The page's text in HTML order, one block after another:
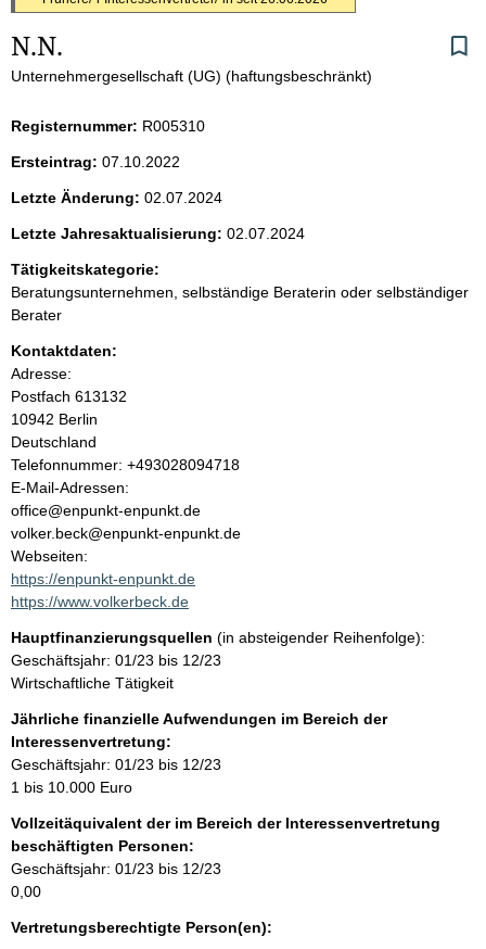
e
t
e
n
i
n
h
a
l
t
N.N.
Unternehmergesellschaft (UG) (haftungsbeschränkt)
Registernummer: R005310
Ersteintrag: 07.10.2022
Letzte Änderung: 02.07.2024
Letzte Jahresaktualisierung: 02.07.2024
Tätigkeitskategorie:
Beratungsunternehmen, selbständige Beraterin oder selbständiger
Berater
Kontaktdaten:
Adresse:
Postfach 613132
10942 Berlin
Deutschland
K
o
n
t
a
k
t
n
f
o
r
m
a
t
o
n
e
n
:
Telefonnummer: +493028094718
E-Mail-Adressen:
office@enpunkt-enpunkt.de
volker.beck@enpunkt-enpunkt.de
Webseiten:
https://enpunkt-enpunkt.de
https://www.volkerbeck.de
Hauptfinanzierungsquellen (in absteigender Reihenfolge):
Geschäftsjahr: 01/23 bis 12/23
Wirtschaftliche Tätigkeit
Jährliche finanzielle Aufwendungen im Bereich der
Interessenvertretung:
Geschäftsjahr: 01/23 bis 12/23
1 bis 10.000 Euro
Vollzeitäquivalent der im Bereich der Interessenvertretung
beschäftigten Personen:
Geschäftsjahr: 01/23 bis 12/23
0,00
Vertretungsberechtigte Person(en):